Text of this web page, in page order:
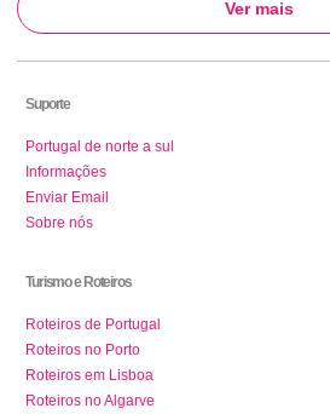
Ver mais
Suporte
Portugal de norte a sul
Informações
Enviar Email
Sobre nós
Turismo e Roteiros
Roteiros de Portugal
Roteiros no Porto
Roteiros em Lisboa
Roteiros no Algarve